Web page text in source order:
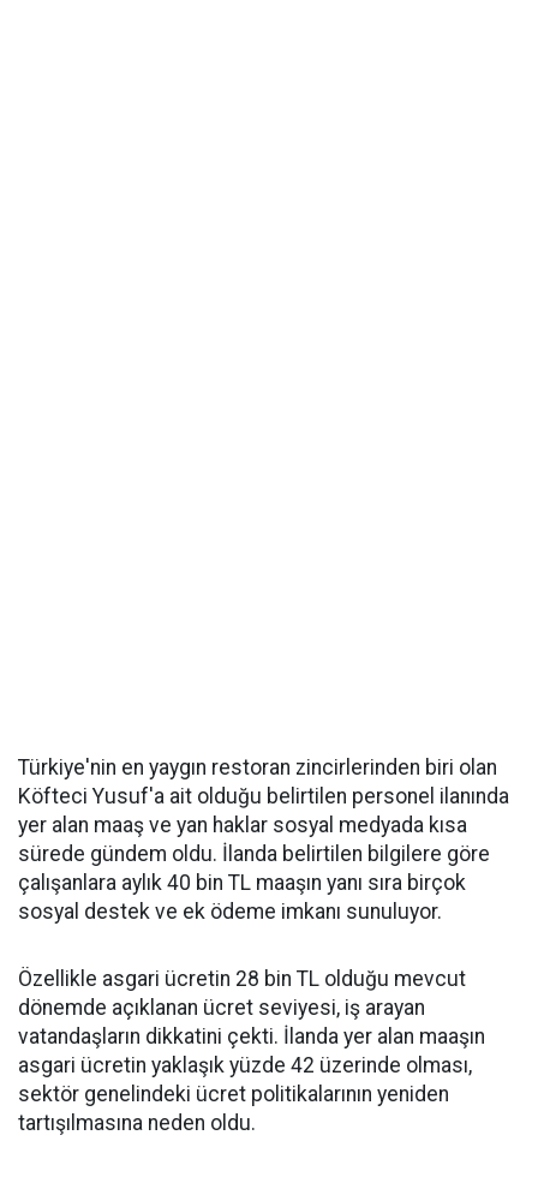
Türkiye'nin en yaygın restoran zincirlerinden biri olan
Köfteci Yusuf'a ait olduğu belirtilen personel ilanında
yer alan maaş ve yan haklar sosyal medyada kısa
sürede gündem oldu. İlanda belirtilen bilgilere göre
çalışanlara aylık 40 bin TL maaşın yanı sıra birçok
sosyal destek ve ek ödeme imkanı sunuluyor.
Özellikle asgari ücretin 28 bin TL olduğu mevcut
dönemde açıklanan ücret seviyesi, iş arayan
vatandaşların dikkatini çekti. İlanda yer alan maaşın
asgari ücretin yaklaşık yüzde 42 üzerinde olması,
sektör genelindeki ücret politikalarının yeniden
tartışılmasına neden oldu.